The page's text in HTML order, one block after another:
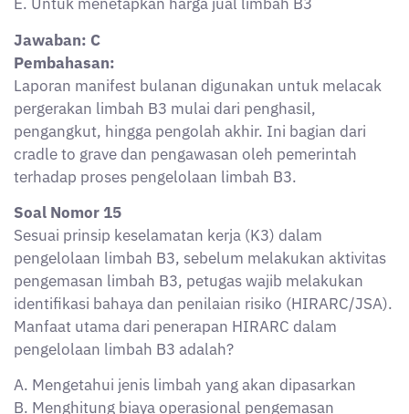
A. Mengetahui jenis limbah yang akan dipasarkan
B. Menghitung biaya operasional pengemasan
C. Mengidentifikasi potensi bahaya dan menentukan
langkah pengendalian
D. Memprediksi masa kadaluarsa limbah B3
E. Menentukan bentuk wadah penyimpanan secara
otomatis
Jawaban: C
Pembahasan:
HIRARC (Hazard Identification, Risk Assessment, and
Risk Control) digunakan untuk mengidentifikasi
potensi bahaya dalam setiap aktivitas kerja, termasuk
pengemasan limbah B3, menentukan tingkat
risikonya, dan menyusun langkah pengendaliannya.
Ini merupakan kewajiban dalam penerapan K3.
Soal Nomor 16
Perusahaan penghasil limbah B3 berencana